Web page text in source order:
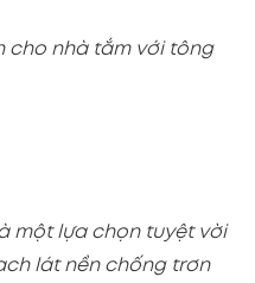
cho nhà tắm với tông
một lựa chọn tuyệt vời
lát nền chống trơn